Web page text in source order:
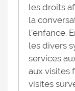
les droits
la
l’enfance.
les divers
services
aux visites
visites